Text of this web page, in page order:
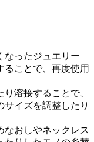
なったジュエリー
ることで、再度使用
溶接することで、
イズを調整したり
なおしやネックレス